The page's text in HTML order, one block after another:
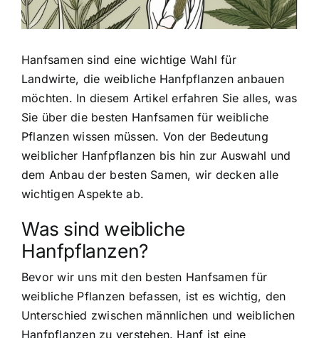
Hanfsamen sind eine wichtige Wahl für
Landwirte, die weibliche Hanfpflanzen anbauen
möchten. In diesem Artikel erfahren Sie alles, was
Sie überdie besten Hanfsamen für weibliche
Pflanzenwissen müssen. Von der Bedeutung
weiblicher Hanfpflanzen bis hin zur Auswahl und
dem Anbau der besten Samen, wir decken alle
wichtigen Aspekte ab.
Was sind weibliche
Hanfpflanzen?
Bevor wir uns mit den besten Hanfsamen für
weibliche Pflanzen befassen, ist es wichtig, den
Unterschied zwischen männlichen und weiblichen
Hanfpflanzenzu verstehen. Hanf ist eine